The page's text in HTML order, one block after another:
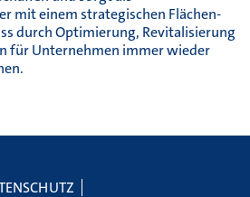
mit einem strategischen Flächen-
durch Optimierung, Revitalisierung
für Unternehmen immer wieder